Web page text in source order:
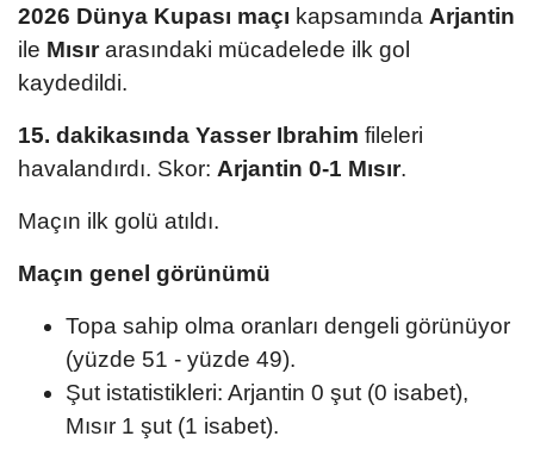
2026 Dünya Kupası maçı kapsamında Arjantin
ile Mısırarasındaki mücadelede ilk gol
kaydedildi.
15. dakikasında Yasser Ibrahim fileleri
havalandırdı. Skor: Arjantin 0-1 Mısır.
Maçın ilk golü atıldı.
Maçın genel görünümü
Topa sahip olma oranları dengeli görünüyor
(yüzde 51 - yüzde 49).
Şut istatistikleri: Arjantin 0 şut (0 isabet),
Mısır 1 şut (1 isabet).